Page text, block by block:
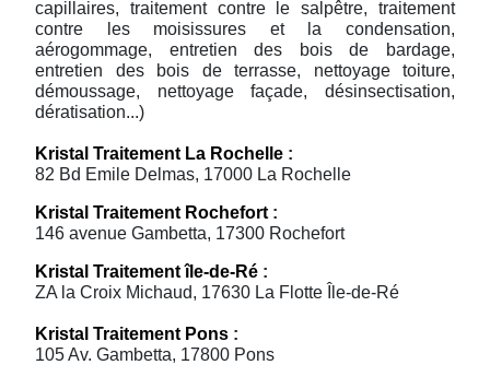
capillaires, traitement contre le salpêtre, traitement
contre les moisissures et la condensation,
aérogommage, entretien des bois de bardage,
entretien des bois de terrasse, nettoyage toiture,
démoussage, nettoyage façade, désinsectisation,
dératisation...)
Kristal Traitement La Rochelle :
82 Bd Emile Delmas, 17000 La Rochelle
Kristal Traitement Rochefort :
146 avenue Gambetta, 17300 Rochefort
Kristal Traitement île-de-Ré :
ZA la Croix Michaud, 17630 La Flotte Île-de-Ré
Kristal Traitement Pons :
105 Av. Gambetta, 17800 Pons